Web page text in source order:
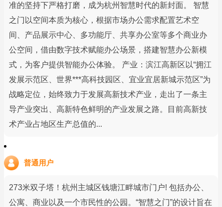
准的坚持下严格打磨，成为杭州智慧时代的新封面。 智慧
之门以空间本质为核心，根据市场办公需求配置艺术空
间、产品展示中心、多功能厅、共享办公室等多个商业办
公空间，借由数字技术赋能办公场景，搭建智慧办公新模
式，为客户提供智能办公体验。 产业：滨江高新区以“拥江
发展示范区、世界***高科技园区、宜业宜居新城示范区”为
战略定位，始终致力于发展高新技术产业，走出了一条主
导产业突出、高新特色鲜明的产业发展之路。目前高新技
术产业占地区生产总值的...
普通用户
273米双子塔！杭州主城区钱塘江畔城市门户! 包括办公、
公寓、商业以及一个市民性的公园。“智慧之门”的设计旨在